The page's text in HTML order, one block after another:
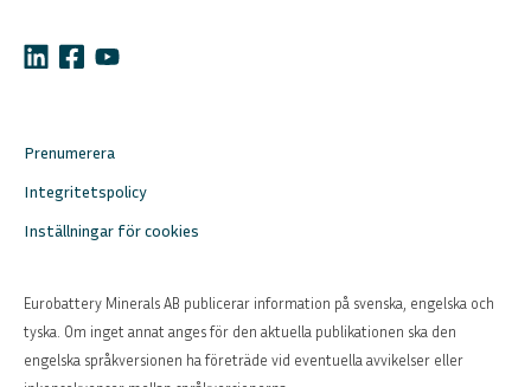
Prenumerera
Integritetspolicy
Inställningar för cookies
Eurobattery Minerals AB publicerar information på svenska, engelska och
tyska. Om inget annat anges för den aktuella publikationen ska den
engelska språkversionen ha företräde vid eventuella avvikelser eller